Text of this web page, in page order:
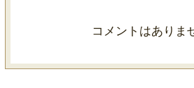
コメントはありま